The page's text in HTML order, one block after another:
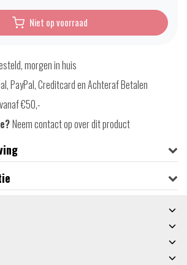
Niet op voorraad
morgen in huis
PayPal, Creditcard en Achteraf Betalen
€50,-
Neem contact op over dit product